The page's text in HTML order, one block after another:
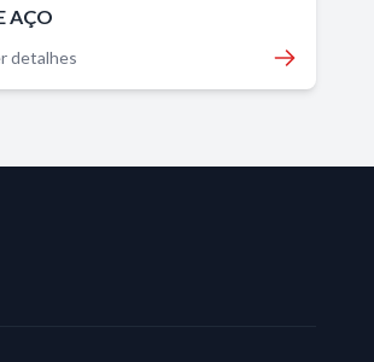
AÇO
detalhes